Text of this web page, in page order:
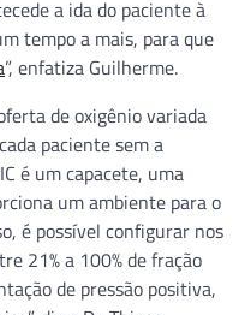
a ida do paciente à
tempo a mais, para que
”, enfatiza Guilherme.
de oxigênio variada
paciente sem a
é um capacete, uma
um ambiente para o
é possível configurar nos
21% a 100% de fração
de pressão positiva,